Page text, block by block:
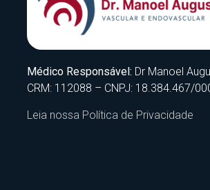
Médico Responsável: Dr Manoel
CRM: 112088 – CNPJ: 18.384.467/
Leia nossa Política de Privacidade